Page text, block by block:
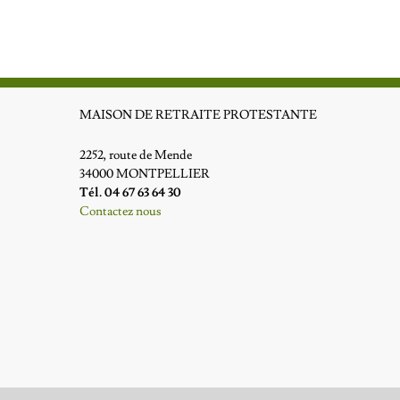
MAISON DE RETRAITE PROTESTANTE
2252, route de Mende
34000 MONTPELLIER
Tél. 04 67 63 64 30
Contactez nous